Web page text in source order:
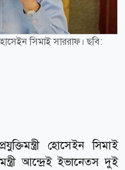
হোসেইন সিমাই সাররাফ। ছবি:
হোসেইন সিমাই
আন্দ্রেই ইভানেতস দুই